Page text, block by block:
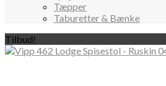
Tæpper
Taburetter & Bænke
Tilbud!